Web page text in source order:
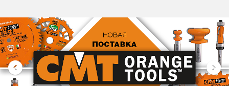
Столярные Мебельные Технологии